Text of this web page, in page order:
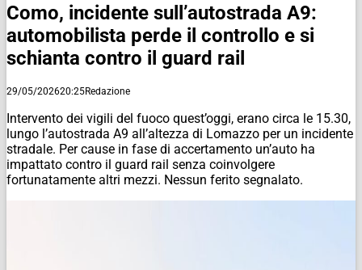
Como, incidente sull’autostrada A9:
automobilista perde il controllo e si
schianta contro il guard rail
29/05/202620:25Redazione
Intervento dei vigili del fuoco quest’oggi, erano circa le 15.30,
lungo l’autostrada A9 all’altezza di Lomazzo per un incidente
stradale. Per cause in fase di accertamento un’auto ha
impattato contro il guard rail senza coinvolgere
fortunatamente altri mezzi. Nessun ferito segnalato.